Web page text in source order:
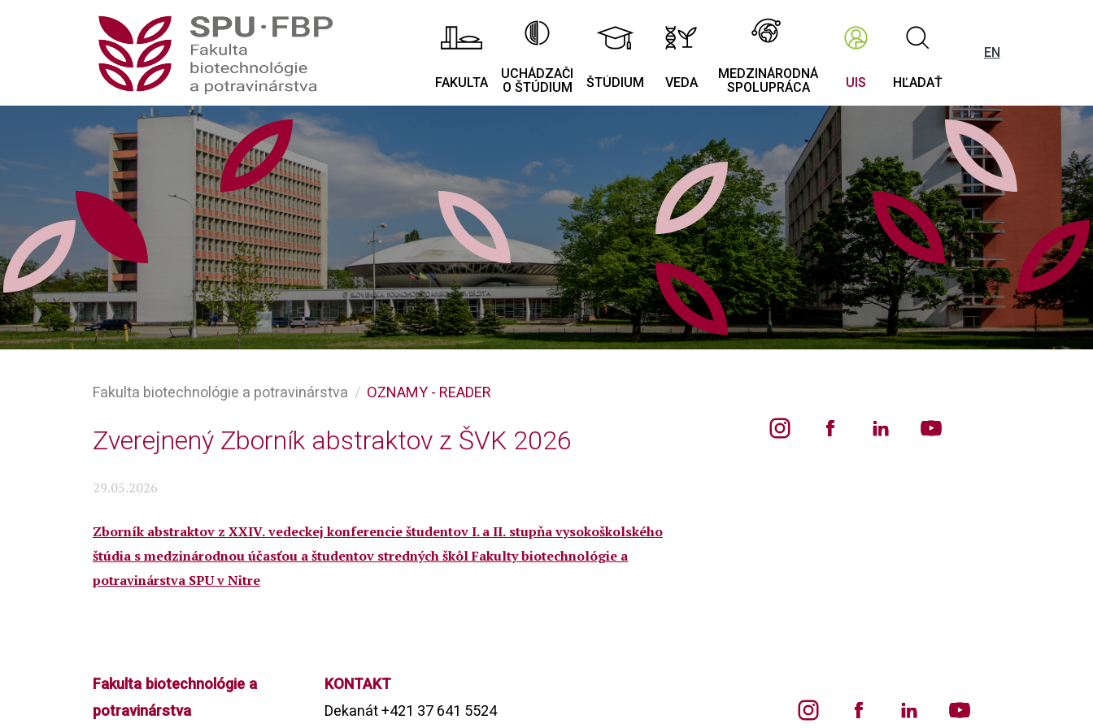
FAKULTA
UCHÁDZAČI
O ŠTÚDIUM
ŠTÚDIUM VEDA
MEDZINÁRODNÁ
SPOLUPRÁCA
UIS HĽADAŤ
EN
Fakulta biotechnológie a potravinárstva OZNAMY - READER
Zverejnený Zborník abstraktov z ŠVK 2026
29.05.2026
Zborník abstraktov z XXIV.vedeckej konferencieštudentovI. a II. stupňavysokoškolského
štúdia smedzinárodnou účasťou a študentov stredných škôlFakultybiotechnológie a
potravinárstva SPU v Nitre
Fakulta biotechnológie a
potravinárstva
KONTAKT
Dekanát +421 37 641 5524